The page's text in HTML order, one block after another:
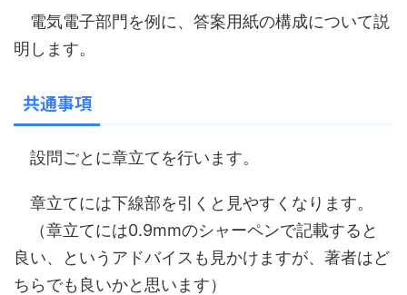
電気電子部門を例に、答案用紙の構成について説
明します。
共通事項
設問ごとに章立てを行います。
章立てには下線部を引くと見やすくなります。
（章立てには0.9mmのシャーペンで記載すると
良い、というアドバイスも見かけますが、著者はど
ちらでも良いかと思います）